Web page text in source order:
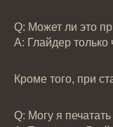
Q: Может ли это
А: Глайдер только
Кроме того, при
Q: Могу я